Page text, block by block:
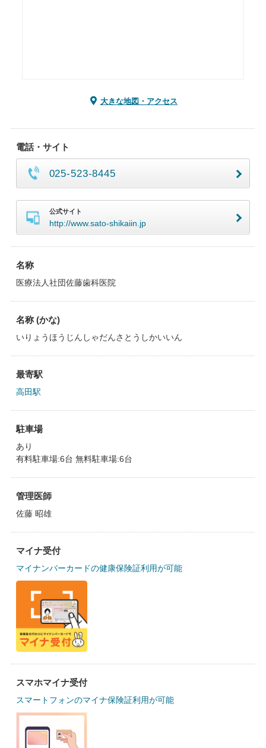
大きな地図・アクセス
電話・サイト
025-523-8445
公式サイト
http://www.sato-shikaiin.jp
名称
医療法人社団佐藤歯科医院
名称 (かな)
いりょうほうじんしゃだんさとうしかいいん
最寄駅
高田駅
駐車場
あり
有料駐車場:6台 無料駐車場:6台
管理医師
佐藤 昭雄
マイナ受付
マイナンバーカードの健康保険証利用が可能
スマホマイナ受付
スマートフォンのマイナ保険証利用が可能